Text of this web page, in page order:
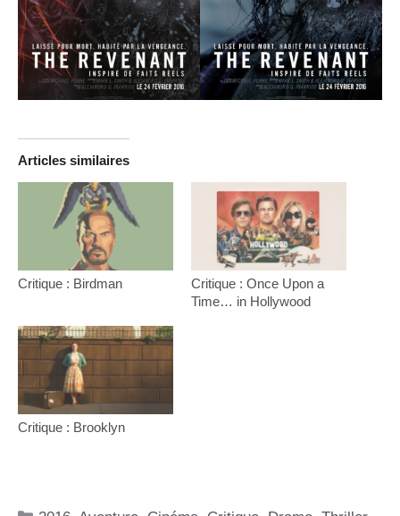
Articles similaires
Critique : Birdman
Critique : Once Upon a
Time… in Hollywood
Critique : Brooklyn